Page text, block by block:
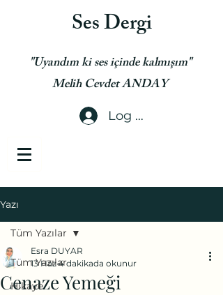
Ses Dergi
"Uyandım ki ses içinde kalmışım"
Melih Cevdet ANDAY
Log In
Yazı
Tüm Yazılar
Hikaye
Tüm Yazılar
Cenaze Yemeği
Esra DUYAR
13 Haz 4 dakikada okunur